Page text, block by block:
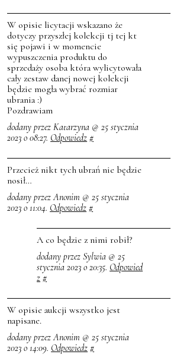
W opisie licytacji wskazano że
dotyczy przyszłej kolekcji tj tej kt
się pojawi i w momencie
wypuszczenia produktu do
sprzedaży osoba która wylicytowała
cały zestaw danej nowej kolekcji
będzie mogła wybrać rozmiar
ubrania :)
Pozdrawiam
dodany przez Katarzyna @ 25 stycznia
2023 o 08:27. Odpowiedz #
Przecież nikt tych ubrań nie będzie
nosił…
dodany przez Anonim @ 25 stycznia
2023 o 11:04. Odpowiedz #
A co będzie z nimi robił?
dodany przez Sylwia @ 25
stycznia 2023 o 20:35. Odpowied
z #
W opisie aukcji wszystko jest
napisane.
dodany przez Anonim @ 25 stycznia
2023 o 14:09. Odpowiedz #